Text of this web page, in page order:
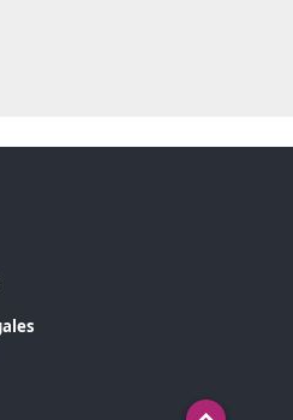
fenêtre)